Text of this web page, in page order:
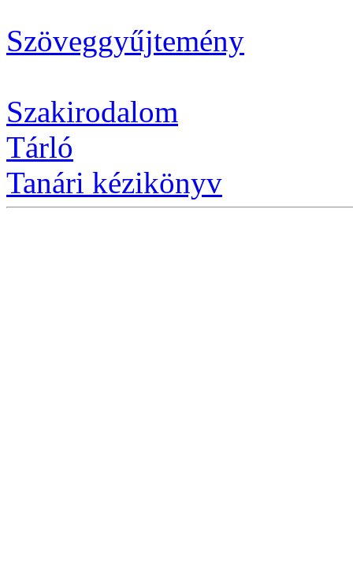
Szöveggyűjtemény
Szakirodalom
Tárló
Tanári kézikönyv